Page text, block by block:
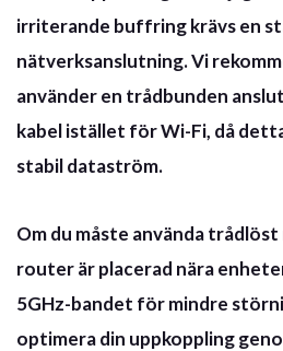
irriterande buffring krävs en
nätverksanslutning. Vi
använder en trådbunden
kabelistället för Wi-Fi, då
stabil dataström.
Om du måste använda
router är placerad nära
5GHz-bandet för mindre
optimera din uppkoppling